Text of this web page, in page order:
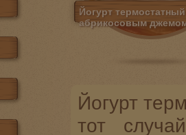
Йогурт
абрикосовым
Йогурт
тот